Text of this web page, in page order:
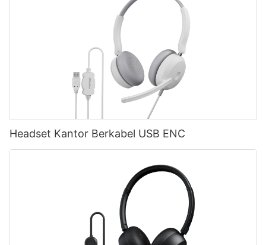
Headset Kantor Berkabel USB ENC